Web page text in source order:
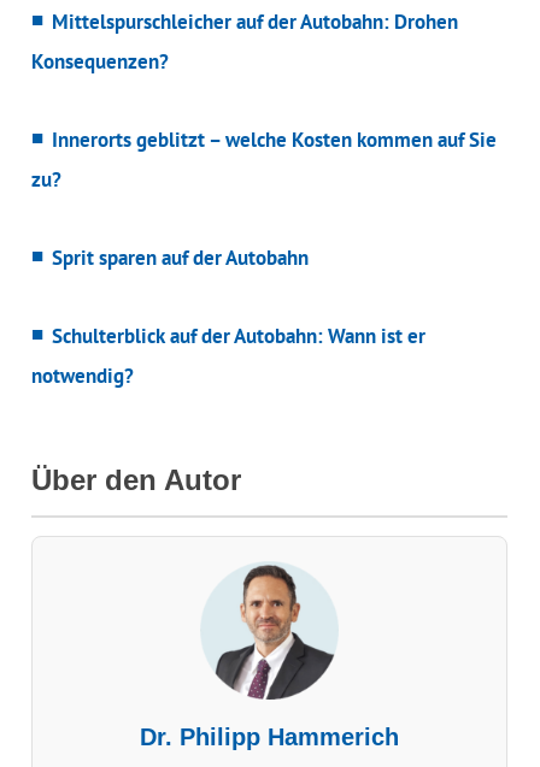
Mittelspurschleicher auf der Autobahn: Drohen
Konsequenzen?
Innerorts geblitzt – welche Kosten kommen auf Sie
zu?
Sprit sparen auf der Autobahn
Schulterblick auf der Autobahn: Wann ist er
notwendig?
Über den Autor
Dr. Philipp Hammerich